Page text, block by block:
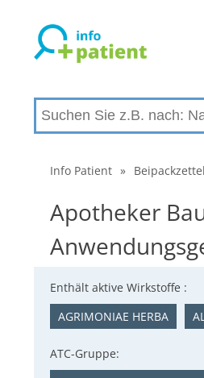
Info Patient » Beipackzettel
Apotheker
Enthält aktive Wirkstoffe :
AGRIMONIAE HERBA
ATC-Gruppe: